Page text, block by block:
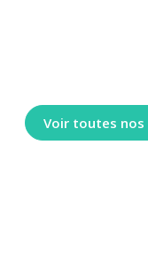
Voir toutes nos